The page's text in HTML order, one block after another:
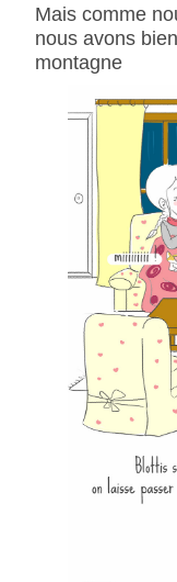
Mais comme
nous avons
montagne